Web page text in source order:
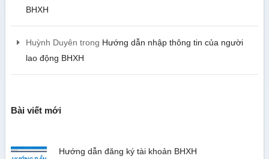
BHXH
Huỳnh Duyên trong Hướng dẫn nhập thông tin của người
lao động BHXH
Bài viết mới
Hướng dẫn đăng ký tài khoản BHXH